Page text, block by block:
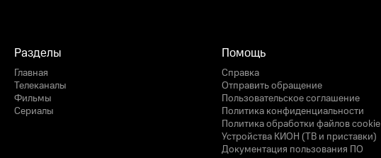
Разделы
Главная
Телеканалы
Фильмы
Сериалы
Помощь
Справка
Отправить обращение
Пользовательское соглашение
Политика конфиденциальности
Политика обработки файлов cookie
Устройства КИОН (ТВ и приставки)
Документация пользования ПО